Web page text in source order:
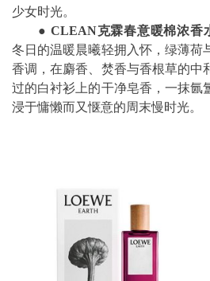
少女时光。
● CLEAN克霖春意暖棉浓香
冬日的温暖晨曦轻拥入怀，绿薄荷
香调，在麝香、焚香与香根草的中
过的白衬衫上的干净皂香，一抹氤
浸于慵懒而又惬意的周末慢时光。